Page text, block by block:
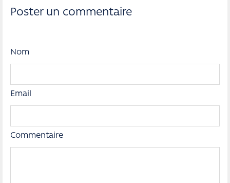
Poster un commentaire
Nom
Email
Commentaire